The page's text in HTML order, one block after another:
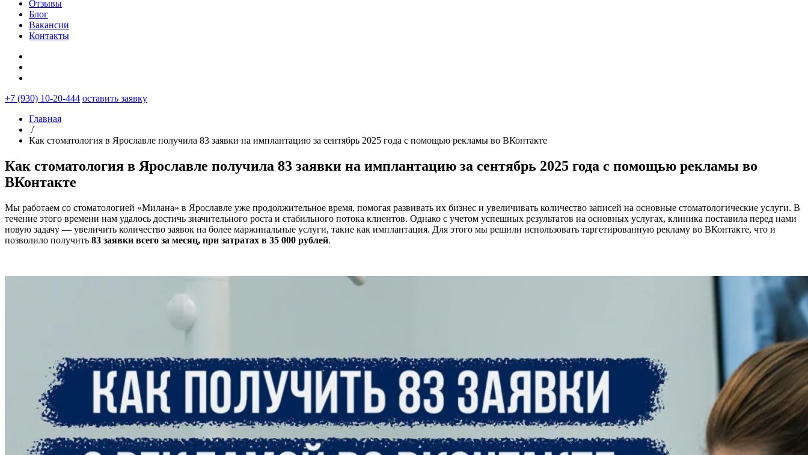
Отзывы
Блог
Вакансии
Контакты
+7 (930) 10-20-444 оставить заявку
Главная
/
Как стоматология в Ярославле получила 83 заявки на имплантацию за сентябрь 2025 года с помощью рекламы во ВКонтакте
Как стоматология в Ярославле получила 83 заявки на имплантацию за сентябрь 2025 года с помощью рекламы во
ВКонтакте
Мы работаем со стоматологией «Милана» в Ярославле уже продолжительное время, помогая развивать их бизнес и увеличивать количество записей на основные стоматологические услуги. В
течение этого времени нам удалось достичь значительного роста и стабильного потока клиентов. Однако с учетом успешных результатов на основных услугах, клиника поставила перед нами
новую задачу — увеличить количество заявок на более маржинальные услуги, такие как имплантация. Для этого мы решили использовать таргетированную рекламу во ВКонтакте, что и
позволило получить 83 заявки всего за месяц, при затратах в 35 000 рублей.